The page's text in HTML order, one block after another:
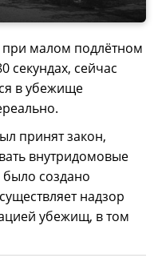
при малом подлётном
секундах, сейчас
в убежище
принят закон,
внутридомовые
создано
надзор
убежищ, в том